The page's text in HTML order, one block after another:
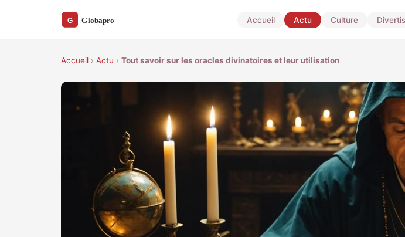
Accueil Actu Culture
Accueil › Actu › Tout savoir sur les oracles divinatoires et leur utilisation